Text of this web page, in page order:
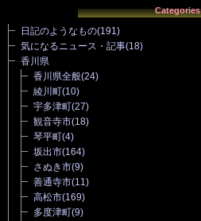
Categories
日記のようなもの(191)
気になるニュース・記事(18)
香川県
香川県全般(24)
綾川町(10)
宇多津町(27)
観音寺市(18)
琴平町(4)
坂出市(164)
さぬき市(9)
善通寺市(11)
高松市(169)
多度津町(9)